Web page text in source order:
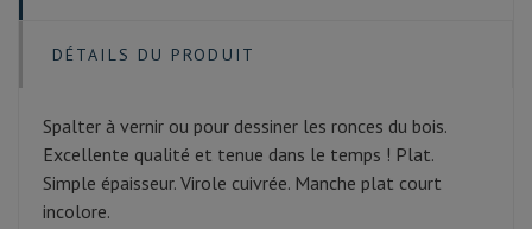
DÉTAILS DU PRODUIT
Spalter à vernir ou pour dessiner les ronces du bois.
Excellente qualité et tenue dans le temps ! Plat.
Simple épaisseur. Virole cuivrée. Manche plat court
incolore.